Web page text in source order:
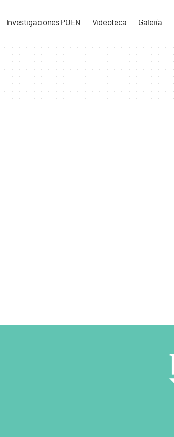
Investigaciones POEN Videoteca Galería